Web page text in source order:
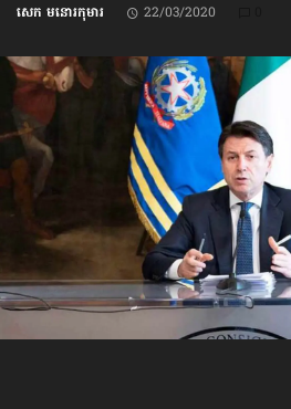
សេក មនោរកុមារ 22/03/2020